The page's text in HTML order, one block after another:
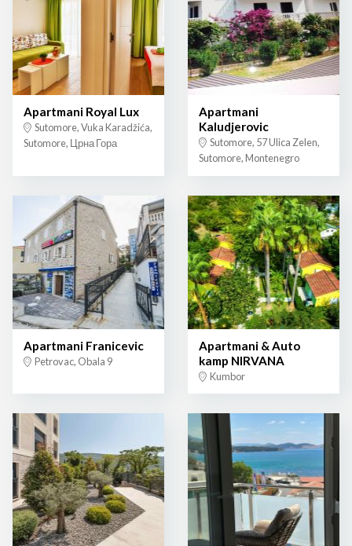
Apartmani Royal Lux
Sutomore, Vuka Karadžića,
Sutomore, Црна Гора
Apartmani
Kaludjerovic
Sutomore, 57 Ulica Zelen,
Sutomore, Montenegro
Apartmani Franicevic
Petrovac, Obala 9
Apartmani & Auto
kamp NIRVANA
Kumbor